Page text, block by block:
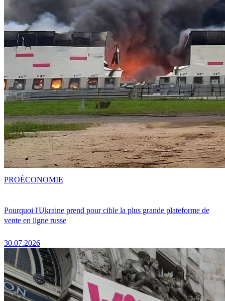
Pourquoi l'Ukraine prend pour cible la plus grande plateforme de
vente en ligne russe
30.07.2026
PROÉCONOMIE